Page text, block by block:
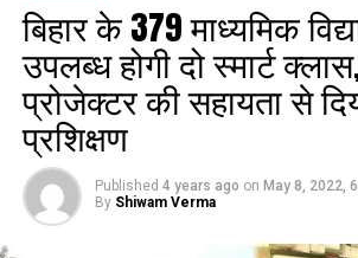
बिहार के 379 माध्यमिक
उपलब्ध होगी दो स्मार्ट
प्रोजेक्टर की सहायता से
प्रशिक्षण
Published 4 years ago on May 8, 2022,
By Shiwam Verma